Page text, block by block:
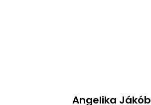
Angelika Jákób